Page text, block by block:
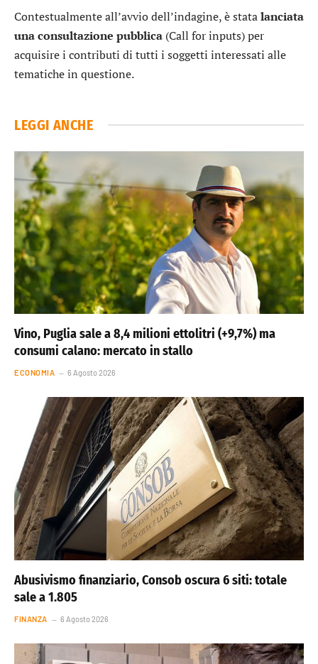
Contestualmente all’avvio dell’indagine, è statalanciata
una consultazione pubblica (Call for inputs) per
acquisire i contributi di tutti i soggetti interessati alle
tematiche in questione.
LEGGI ANCHE
Vino, Puglia sale a 8,4 milioni ettolitri (+9,7%) ma
consumi calano: mercato in stallo
ECONOMIA 6 Agosto 2026
Abusivismo finanziario, Consob oscura 6 siti: totale
sale a 1.805
FINANZA 6 Agosto 2026